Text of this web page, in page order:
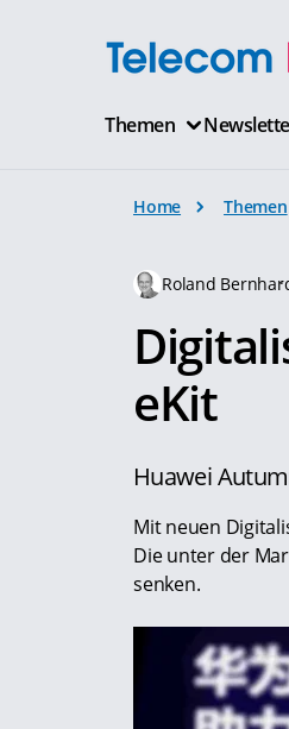
Themen
Home Themen
Roland
eKit
Huawei
Mit neuen
Die unter der
senken.